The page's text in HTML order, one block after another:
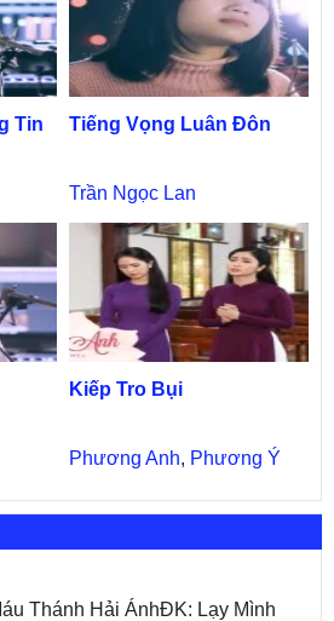
Tin Tiếng Vọng Luân Đôn
Trần Ngọc Lan
Kiếp Tro Bụi
Phương Anh, Phương Ý
Thánh Hải ÁnhĐK: Lạy Mình